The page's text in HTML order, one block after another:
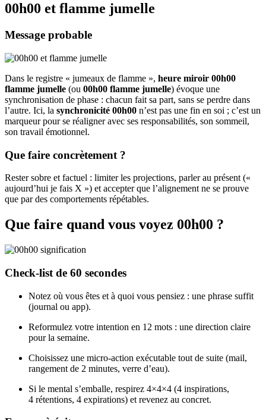
00h00 et flamme jumelle
Message probable
Dans le registre « jumeaux de flamme », heure miroir 00h00
flamme jumelle (ou 00h00 flamme jumelle) évoque une
synchronisation de phase : chacun fait sa part, sans se perdre dans
l’autre. Ici, la synchronicité 00h00 n’est pas une fin en soi ; c’est un
marqueur pour se réaligner avec ses responsabilités, son sommeil,
son travail émotionnel.
Que faire concrètement ?
Rester sobre et factuel : limiter les projections, parler au présent («
aujourd’hui je fais X ») et accepter que l’alignement ne se prouve
que par des comportements répétables.
Que faire quand vous voyez 00h00 ?
Check‑list de 60 secondes
Notez où vous êtes et à quoi vous pensiez : une phrase suffit
(journal ou app).
Reformulez votre intention en 12 mots : une direction claire
pour la semaine.
Choisissez une micro‑action exécutable tout de suite (mail,
rangement de 2 minutes, verre d’eau).
Si le mental s’emballe, respirez 4×4×4 (4 inspirations,
4 rétentions, 4 expirations) et revenez au concret.